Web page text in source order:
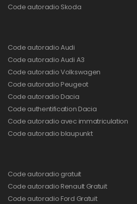
Code autoradio Skoda
Code autoradio Audi
Code autoradio Audi A3
Code autoradio Volkswagen
Code autoradio Peugeot
Code autoradio Dacia
Code authentification Dacia
Code autoradio avec immatriculation
Code autoradio blaupunkt
Code autoradio gratuit
Code autoradio Renault Gratuit
Code autoradio Ford Gratuit